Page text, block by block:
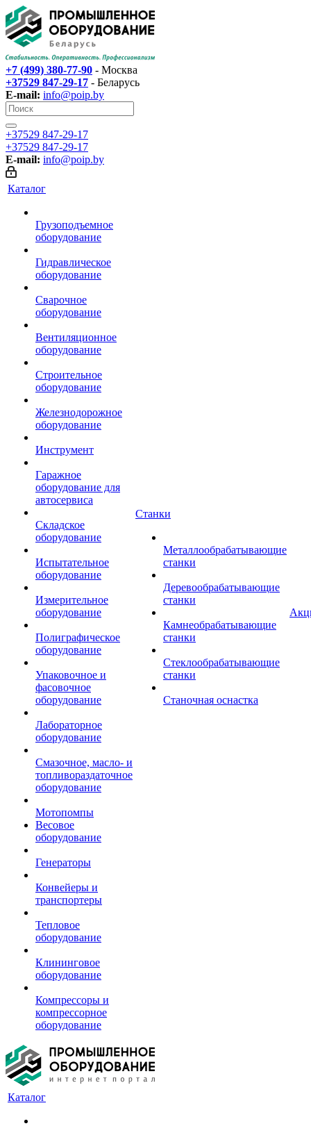
+7 (499) 380-77-90 - Москва
+37529 847-29-17‬ - Беларусь
E-mail: info@poip.by
+37529 847-29-17‬
+37529 847-29-17‬
E-mail: info@poip.by
Каталог
Грузоподъемное
оборудование
Гидравлическое
оборудование
Сварочное
оборудование
Вентиляционное
оборудование
Строительное
оборудование
Железнодорожное
оборудование
Инструмент
Гаражное
оборудование для
автосервиса
Складское
оборудование
Испытательное
оборудование
Измерительное
оборудование
Полиграфическое
оборудование
Упаковочное и
фасовочное
оборудование
Лабораторное
оборудование
Смазочное, масло- и
топливораздаточное
оборудование
Мотопомпы
Весовое
оборудование
Генераторы
Конвейеры и
транспортеры
Тепловое
оборудование
Клининговое
оборудование
Компрессоры и
компрессорное
оборудование
Станки
Металлообрабатывающие
станки
Деревообрабатывающие
станки
Камнеобрабатывающие
станки
Стеклообрабатывающие
станки
Станочная оснастка
Каталог